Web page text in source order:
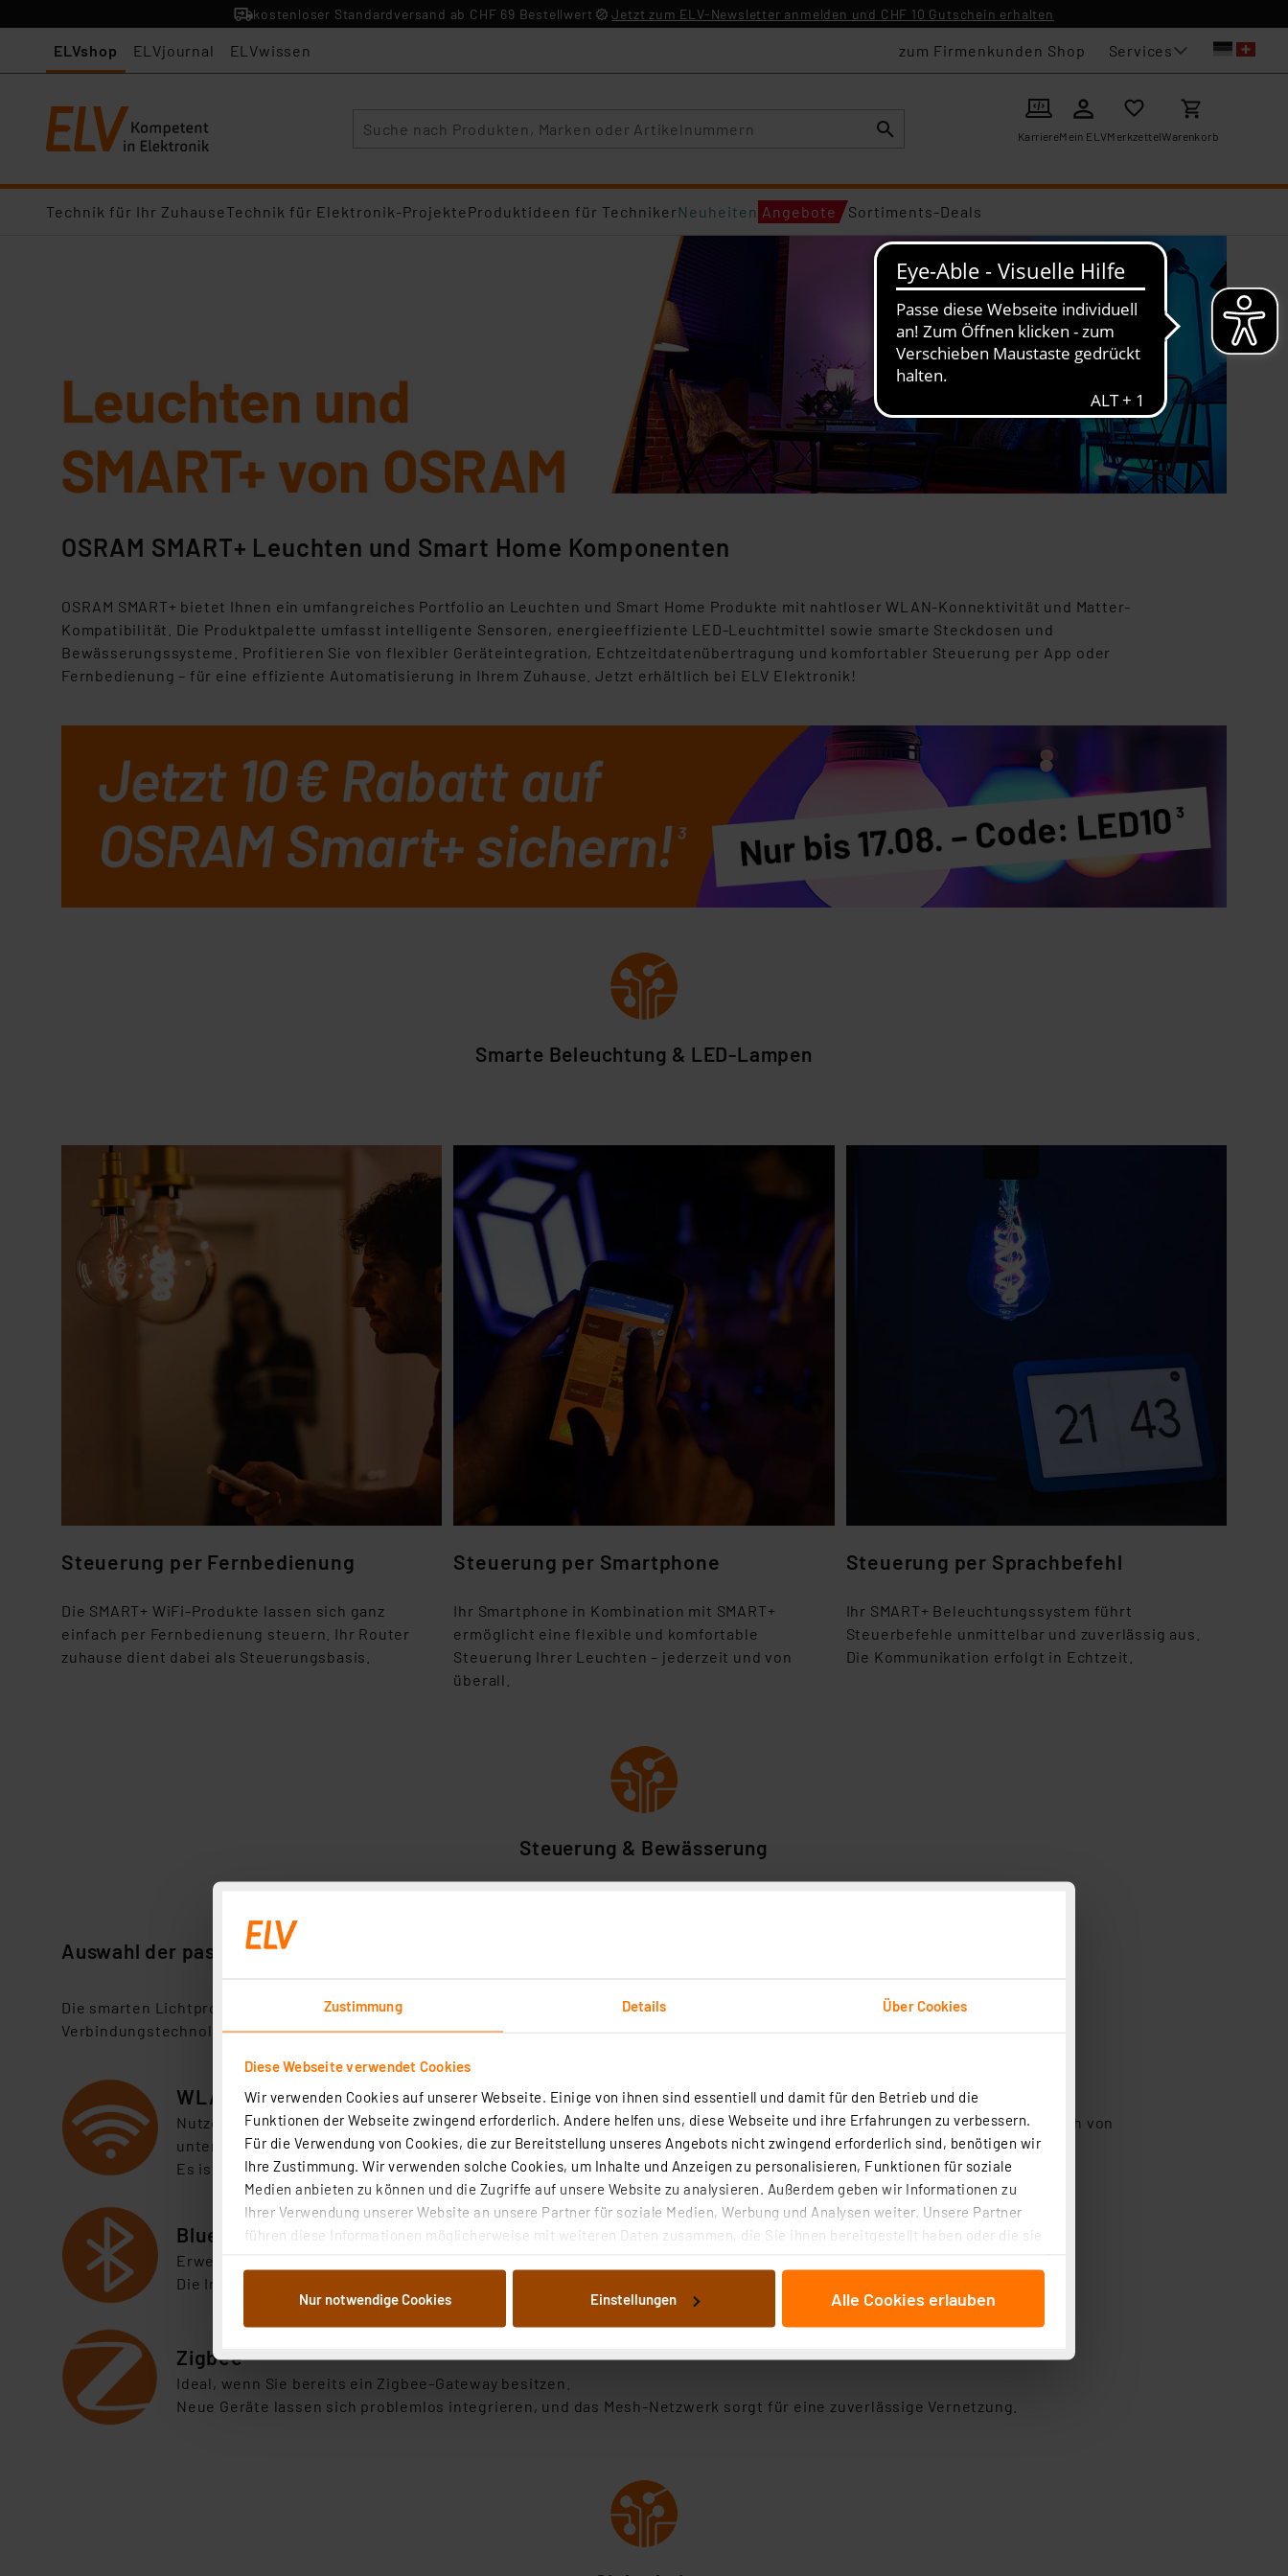
Zustimmung Details Über Cookies
Diese Webseite verwendet Cookies
Wir verwenden Cookies auf unserer Webseite. Einige von ihnen sind essentiell und damit für den Betrieb und die
Funktionen der Webseite zwingend erforderlich. Andere helfen uns, diese Webseite und ihre Erfahrungen zu verbessern.
Für die Verwendung von Cookies, die zur Bereitstellung unseres Angebots nicht zwingend erforderlich sind, benötigen wir
Ihre Zustimmung. Wir verwenden solche Cookies, um Inhalte und Anzeigen zu personalisieren, Funktionen für soziale
Medien anbieten zu können und die Zugriffe auf unsere Website zu analysieren. Außerdem geben wir Informationen zu
Ihrer Verwendung unserer Website an unsere Partner für soziale Medien, Werbung und Analysen weiter. Unsere Partner
führen diese Informationen möglicherweise mit weiteren Daten zusammen, die Sie ihnen bereitgestellt haben oder die sie
Weiterverarbeitung für die nachfolgend dargestellten bzw. die von Ihnen ausgewählten Verarbeitungszwecke (Art. 6
Abs.1a DSG-VO) zu. Eine detaillierte Auflistung der einzelnen Cookies nach Zweck und Anbieter ist durch Klick auf den
anpassen oder widerrufen. Die Rechtmäßigkeit der Speicherung, Abrufung und Weiterverarbeitung dieser Daten zur
Auswertung und Analyse bis zum Zeitpunkt des Widerrufs bleibt hiervon unberührt. Ihre Browser-Einstellungen können
„Einige Drittanbieter verarbeiten personenbezogene Daten in den USA. Ihre Einwilligung zur Einbindung von Cookies
dieser Drittanbieter umfasst daher ggf. auch die Verarbeitung Ihrer Daten in den USA gemäß Art. 49 (1) lit. a DSGVO.
Nähere Infos zu diesen Drittanbietern und zu der jeweiligen Datenübermittlung erhalten Sie in der Datenschutzerklärung.
Nur notwendige Cookies Einstellungen Alle Cookies erlauben
kostenloser Standardversand ab CHF 69 Bestellwert Jetzt zum ELV-Newsletter anmelden und CHF 10 Gutschein erhalten
ELVshop ELVjournal ELVwissen zum Firmenkunden Shop Services
KarriereMein ELVMerkzettelWarenkorb
Technik für Ihr ZuhauseTechnik für Elektronik-ProjekteProduktideen für TechnikerNeuheiten Angebote Sortiments-Deals
OSRAM SMART+ Leuchten und Smart Home Komponenten
OSRAM SMART+ bietet Ihnen ein umfangreiches Portfolio an Leuchten und Smart Home Produkte mit nahtloser WLAN-Konnektivität und Matter-
Kompatibilität. Die Produktpalette umfasst intelligente Sensoren, energieeffiziente LED-Leuchtmittel sowie smarte Steckdosen und
Bewässerungssysteme. Profitieren Sie von flexibler Geräteintegration, Echtzeitdatenübertragung und komfortabler Steuerung per App oder
Fernbedienung – für eine effiziente Automatisierung in Ihrem Zuhause. Jetzt erhältlich bei ELV Elektronik!
Smarte Beleuchtung & LED-Lampen
Steuerung per Fernbedienung
Die SMART+ WiFi-Produkte lassen sich ganz
einfach per Fernbedienung steuern. Ihr Router
zuhause dient dabei als Steuerungsbasis.
Steuerung per Smartphone
Ihr Smartphone in Kombination mit SMART+
ermöglicht eine flexible und komfortable
Steuerung Ihrer Leuchten – jederzeit und von
überall.
Steuerung per Sprachbefehl
Ihr SMART+ Beleuchtungssystem führt
Steuerbefehle unmittelbar und zuverlässig aus.
Die Kommunikation erfolgt in Echtzeit.
Steuerung & Bewässerung
Auswahl der passenden Verbindungstechnologie für Ihr SMART+ Beleuchtungssystem
Die smarten Lichtprodukte von OSRAM SMART+ unterstützen WiFi, Bluetooth und ZigBee. So können Sie die für Ihr Zuhause passende
Verbindungstechnologie flexibel integrieren und kombinieren – abgestimmt auf Ihre individuellen Anforderungen.
WLAN
Nutzen Sie Ihren bestehenden Router für eine unkomplizierte Einbindung und steuern Sie Ihre Beleuchtung bequem auch von
unterwegs.
Es ist kein Gateway erforderlich.
Bluetooth
Erwe
Die Installation ist einfach, benötigt kein Gateway und bietet eine große Auswahl kompatibler Geräte.
Zigbee
Ideal, wenn Sie bereits ein Zigbee-Gateway besitzen.
Neue Geräte lassen sich problemlos integrieren, und das Mesh-Netzwerk sorgt für eine zuverlässige Vernetzung.